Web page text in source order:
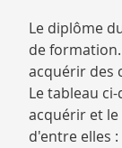
Le diplôme
de
acquérir des
Le tableau
acquérir et
d'entre elles :